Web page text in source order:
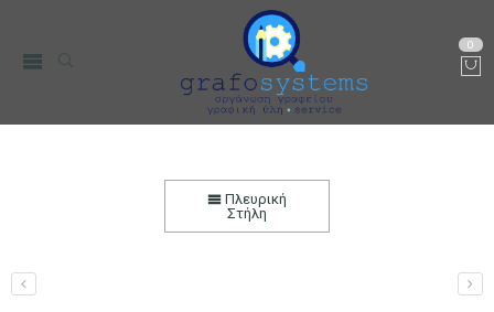
0
Μικρο-Συσκευές Κουζίνας
Βάζα PETΠλευρική
Στήλη